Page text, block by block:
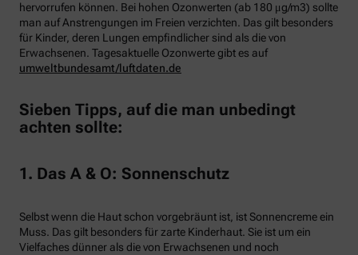
hervorrufen können. Bei hohen Ozonwerten (ab 180 μg/m3) sollte
man auf Anstrengungen im Freien verzichten. Das gilt besonders
für Kinder, deren Lungen empfindlicher sind als die von
Erwachsenen. Tagesaktuelle Ozonwerte gibt es auf
umweltbundesamt/luftdaten.de
Sieben Tipps, auf die man unbedingt
achten sollte:
1. Das A & O: Sonnenschutz
Selbst wenn die Haut schon vorgebräunt ist, ist Sonnencreme ein
Muss. Das gilt besonders für zarte Kinderhaut. Sie ist um ein
Vielfaches dünner als die von Erwachsenen und noch